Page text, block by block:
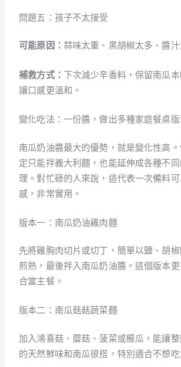
問題五：孩子不太接受
可能原因： 蒜味太重、黑胡椒太多、醬汁
補救方式：
下次減少辛香料，保留南瓜
讓口感更溫和。
變化吃法：一份醬，做出多種家庭餐桌
南瓜奶油醬最大的優勢，就是變化性高
定只能拌義大利麵，也能延伸成各種不
理。對忙碌的人來說，這代表一次備料
感，非常實用。
版本一：南瓜奶油雞肉麵
先將雞胸肉切片或切丁，簡單以鹽、胡
煎熟，最後拌入南瓜奶油醬。這個版本
合當主餐。
版本二：南瓜菇菇蔬菜麵
加入鴻喜菇、蘑菇、菠菜或櫛瓜，能讓
的天然鮮味和南瓜很搭，特別適合不想吃